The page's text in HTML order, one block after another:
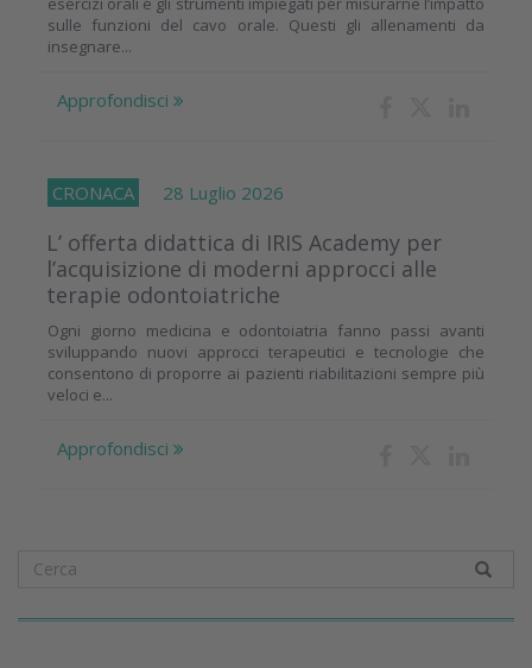
sulle funzioni del cavo orale. Questi gli allenamenti da
insegnare...
Approfondisci
CRONACA 28 Luglio 2026
L’ offerta didattica di IRIS Academy per
l’acquisizione di moderni approcci alle
terapie odontoiatriche
Ogni giorno medicina e odontoiatria fanno passi avanti
sviluppando nuovi approcci terapeutici e tecnologie che
consentono di proporre ai pazienti riabilitazioni sempre più
veloci e...
Approfondisci